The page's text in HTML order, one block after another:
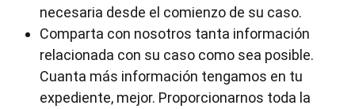
necesaria desde el comienzo de su caso.
Comparta con nosotros tanta información
relacionada con su caso como sea posible.
Cuanta más información tengamos en tu
expediente, mejor. Proporcionarnos toda la